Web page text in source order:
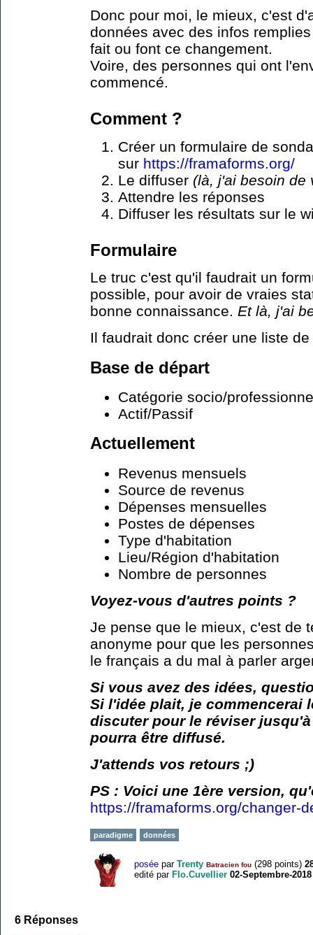
Donc pour moi, le mieux, c'est
données avec des infos
fait ou font ce changement.
Voire, des personnes qui ont
commencé.
Comment ?​
Créer un formulaire de
sur https://framaforms.org/
Le diffuser (là, j'ai besoin de
Attendre les réponses
Diffuser les résultats sur le
Formulaire
Le truc c'est qu'il faudrait un
possible, pour avoir de vraies
bonne connaissance. Et là, j'ai
Il faudrait donc créer une liste
Base de départ
Catégorie socio/
Actif/Passif
Actuellement
Revenus mensuels
Source de revenus
Dépenses mensuelles
Postes de dépenses
Type d'habitation
Lieu/Région d'habitation
Nombre de personnes
Voyez-vous d'autres points ?
Je pense que le mieux, c'est de
anonyme pour que les
le français a du mal à parler
Si vous avez des idées,
Si l'idée plait, je commencerai
discuter pour le réviser
pourra être diffusé.
J'attends vos retours ;)
PS : Voici une 1ère version,
https://framaforms.org/changer-
paradigme données
posée par Trenty Batracien fou (298 points)
edité par Flo.Cuvellier 02-Septembre-2018
6 Réponses